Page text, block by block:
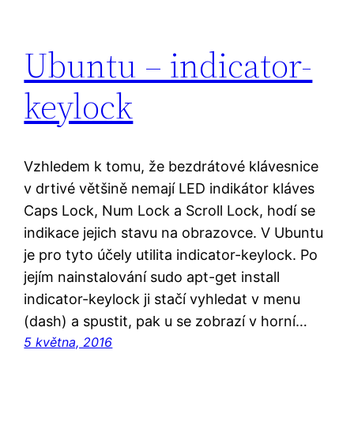
Ubuntu – indicator-
keylock
Vzhledem k tomu, že bezdrátové klávesnice
v drtivé většině nemají LED indikátor kláves
Caps Lock, Num Lock a Scroll Lock, hodí se
indikace jejich stavu na obrazovce. V Ubuntu
je pro tyto účely utilita indicator-keylock. Po
jejím nainstalování sudo apt-get install
indicator-keylock ji stačí vyhledat v menu
(dash) a spustit, pak u se zobrazí v horní…
5 května, 2016